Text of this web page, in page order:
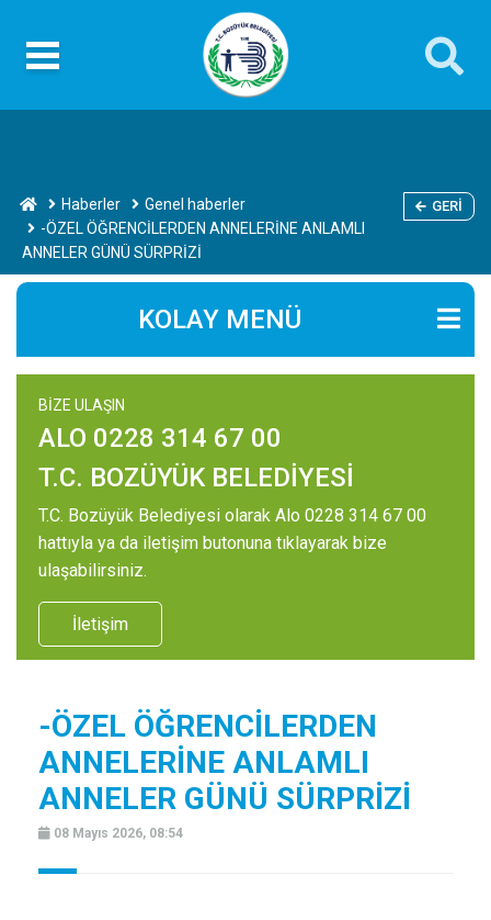
Haberler
Genel haberler
-ÖZEL ÖĞRENCİLERDEN ANNELERİNE ANLAMLI
ANNELER GÜNÜ SÜRPRİZİ
GERI
KOLAY MENÜ
BİZE ULAŞIN
ALO 0228 314 67 00
T.C. BOZÜYÜK BELEDİYESİ
T.C. Bozüyük Belediyesi olarak Alo 0228 314 67 00
hattıyla ya da iletişim butonuna tıklayarak bize
ulaşabilirsiniz.
İletişim
-ÖZEL ÖĞRENCİLERDEN
ANNELERİNE ANLAMLI
ANNELER GÜNÜ SÜRPRİZİ
08 Mayıs 2026, 08:54